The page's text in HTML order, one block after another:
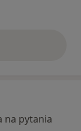
na pytania